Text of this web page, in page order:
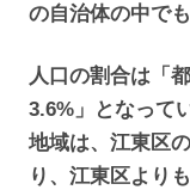
の自治体の中でも
人口の割合は「
3.6%」となって
地域は、江東区
り、江東区より